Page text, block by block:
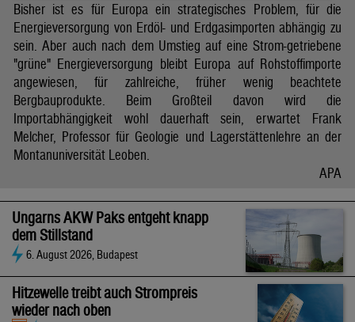
Bisher ist es für Europa ein strategisches Problem, für die
Energieversorgung von Erdöl- und Erdgasimporten abhängig zu
sein. Aber auch nach dem Umstieg auf eine Strom-getriebene
"grüne" Energieversorgung bleibt Europa auf Rohstoffimporte
angewiesen, für zahlreiche, früher wenig beachtete
Bergbauprodukte. Beim Großteil davon wird die
Importabhängigkeit wohl dauerhaft sein, erwartet Frank
Melcher, Professor für Geologie und Lagerstättenlehre an der
Montanuniversität Leoben.
APA
Ungarns AKW Paks entgeht knapp
dem Stillstand
6. August 2026, Budapest
Hitzewelle treibt auch Strompreis
wieder nach oben